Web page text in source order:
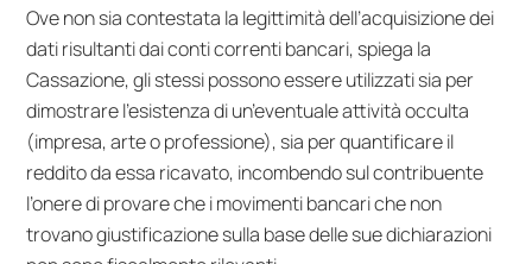
Ove non sia contestata la legittimità dell’acquisizione dei
dati risultanti dai conti correnti bancari, spiega la
Cassazione, gli stessi possono essere utilizzati sia per
dimostrare l’esistenza di un’eventuale attività occulta
(impresa, arte o professione), sia per quantificare il
reddito da essa ricavato, incombendo sul contribuente
l’onere di provare che i movimenti bancari che non
trovano giustificazione sulla base delle sue dichiarazioni